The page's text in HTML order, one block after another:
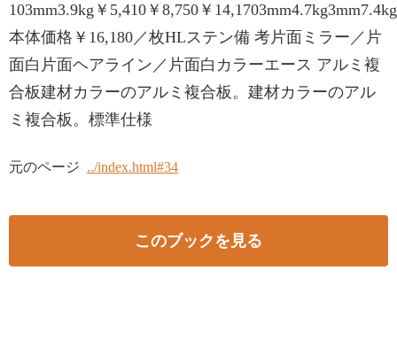
103mm3.9kg￥5,410￥8,750￥14,1703mm4.7kg3mm7.4kg
本体価格￥16,180／枚HLステン備 考片面ミラー／片
面白片面ヘアライン／片面白カラーエース アルミ複
合板建材カラーのアルミ複合板。建材カラーのアル
ミ複合板。標準仕様
元のページ ../index.html#34
このブックを見る